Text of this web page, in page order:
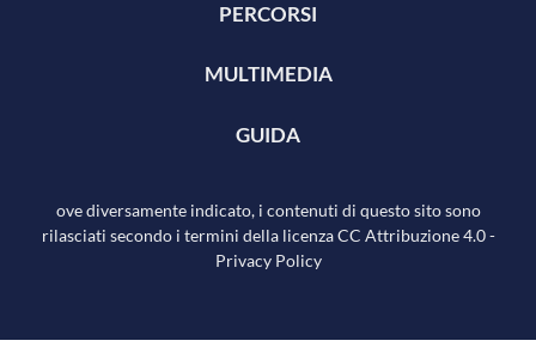
PERCORSI
MULTIMEDIA
GUIDA
ove diversamente indicato, i contenuti di questo sito sono
rilasciati secondo i termini della licenza CC Attribuzione 4.0-
Privacy Policy